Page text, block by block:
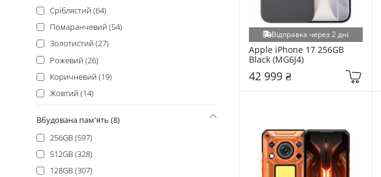
Nothing Phone (4)
Sharp (3)
Sigma (3)
CAT (2)
Huawei (2)
Asus (1)
Hotwav (1)
Unihertz (1)
Сріблястий (64)
Помаранчевий (54)
Золотистий (27)
Рожевий (26)
Коричневий (19)
Жовтий (14)
Бежевий (10)
Різнобарвний (7)
Молочний (3)
Вбудована пам'ять (8)
256GB (597)
512GB (328)
128GB (307)
Відправка через 2 дні
Apple iPhone 17 256GB
Black (MG6J4)
42 999 ₴